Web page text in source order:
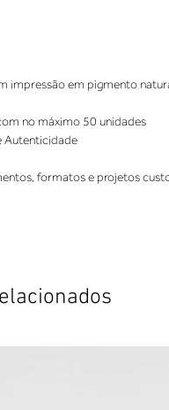
impressão em pigmento
no máximo 50 unidades
Autenticidade
formatos e projetos